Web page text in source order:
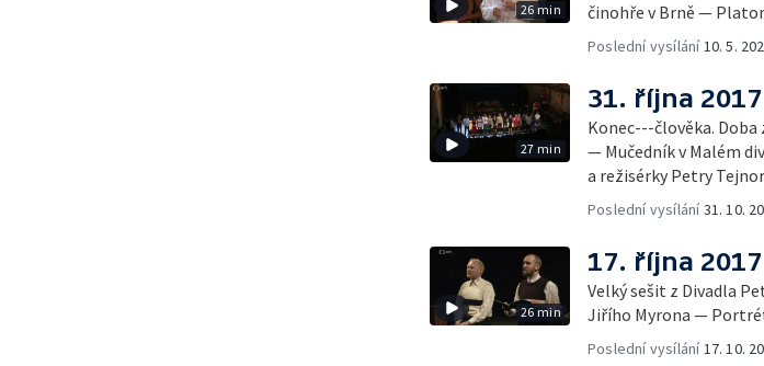
26 min
činohře v Brně —
Poslední vysílání10. 5.
27 min
31. října 2017
Konec---člověka.
— Mučedník v Malém
a režisérky Petry
Poslední vysílání31. 10.
26 min
17. října 2017
Velký sešit z Divadla
Jiřího Myrona —
Poslední vysílání17. 10.